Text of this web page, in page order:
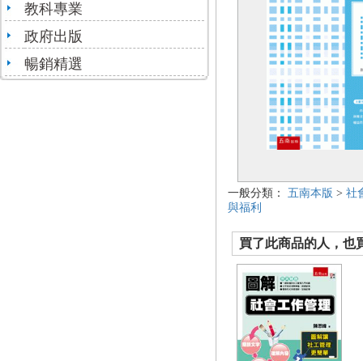
教科專業
政府出版
暢銷精選
一般分類： 五南本版 > 社
與福利
買了此商品的人，也